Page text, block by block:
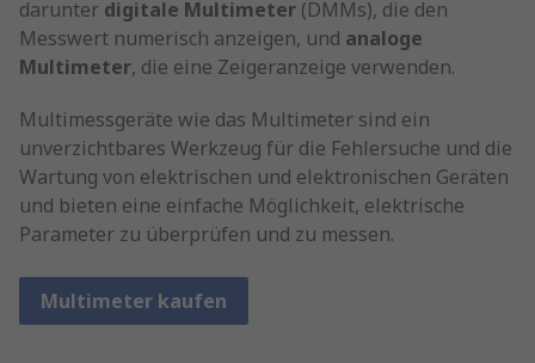
darunter digitale Multimeter (DMMs), die den
Messwert numerisch anzeigen, und analoge
Multimeter, die eine Zeigeranzeige verwenden.
Multimessgeräte wie das Multimeter sind ein
unverzichtbares Werkzeug für die Fehlersuche und die
Wartung von elektrischen und elektronischen Geräten
und bieten eine einfache Möglichkeit, elektrische
Parameter zu überprüfen und zu messen.
Multimeter kaufen